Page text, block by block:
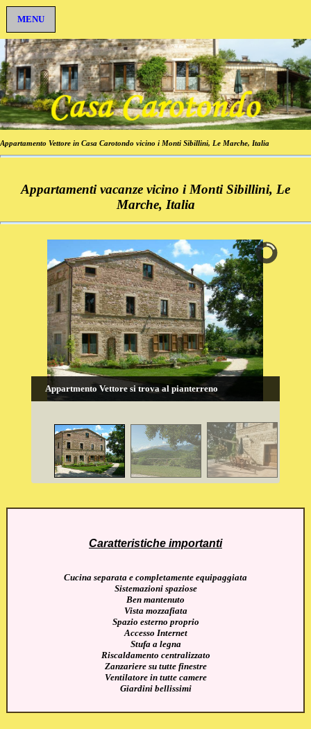
MENU
Appartamento Vettore in Casa Carotondo vicino i Monti Sibillini, Le Marche, Italia
Appartamenti vacanze vicino i Monti Sibillini, Le
Marche, Italia
Appartmento Vettore si trova al pianterreno
Caratteristiche importanti
Cucina separata e completamente equipaggiata
Sistemazioni spaziose
Ben mantenuto
Vista mozzafiata
Spazio esterno proprio
Accesso Internet
Stufa a legna
Riscaldamento centralizzato
Zanzariere su tutte finestre
Ventilatore in tutte camere
Giardini bellissimi